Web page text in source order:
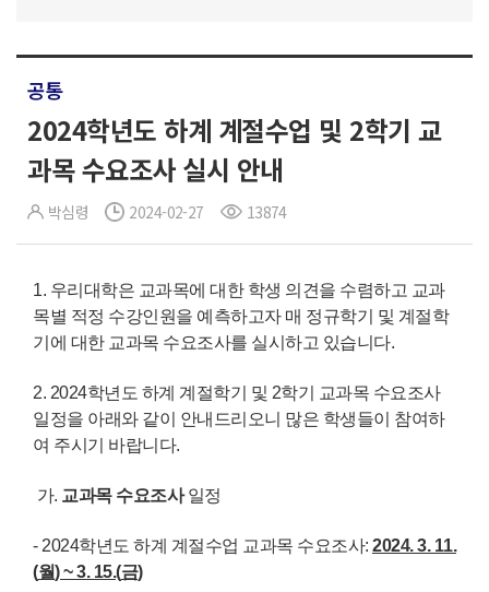
공통
2024학년도 하계 계절수업 및 2학기 교
과목 수요조사 실시 안내
박심령 2024-02-27 13874
1. 우리대학은 교과목에 대한 학생 의견을 수렴하고 교과
목별 적정 수강인원을 예측하고자 매 정규학기 및 계절학
기에 대한 교과목 수요조사를 실시하고 있습니다.
2. 2024학년도 하계 계절학기 및 2학기 교과목 수요조사
일정을 아래와 같이 안내드리오니 많은 학생들이 참여하
여 주시기 바랍니다.
가. 교과목 수요조사일정
- 2024학년도 하계 계절수업 교과목 수요조사: 2024. 3. 11.
(월) ~ 3. 15.(금)